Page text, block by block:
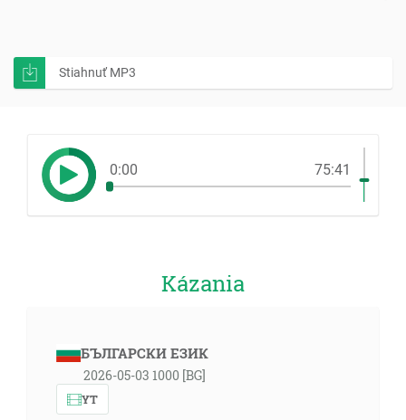
Stiahnuť MP3
0:00 75:41
Kázania
БЪЛГАРСКИ ЕЗИК
2026-05-03 1000 [BG]
YT